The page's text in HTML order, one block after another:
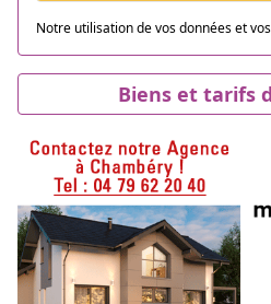
Notre utilisation de vos données et
Biens et tarifs